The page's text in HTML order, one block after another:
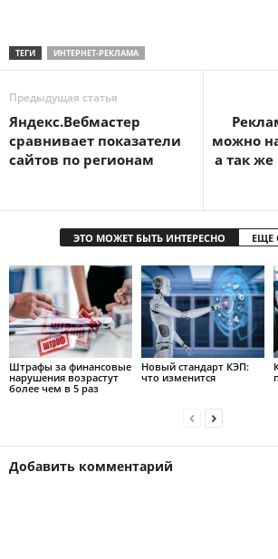
ТЕГИ ИНТЕРНЕТ-РЕКЛАМА
Предыдущая статья
Яндекс.Вебмастер
сравнивает показатели
сайтов по регионам
можно
а так
ЭТО МОЖЕТ БЫТЬ ИНТЕРЕСНО ЕЩЕ
Штрафы за финансовые
нарушения возрастут
более чем в 5 раз
Новый стандарт КЭП:
что изменится
Добавить комментарий